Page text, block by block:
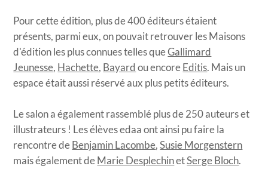
Pour cette édition, plus de 400 éditeurs étaient
présents, parmi eux, on pouvait retrouver les Maisons
d'édition les plus connues telles queGallimard
Jeunesse, Hachette, Bayard ou encore Editis. Mais un
espace était aussi réservé aux plus petits éditeurs.
Le salon a également rassemblé plus de 250 auteurs et
illustrateurs ! Les élèves edaa ont ainsi pu faire la
rencontre de Benjamin Lacombe,Susie Morgenstern
mais également de Marie DesplechinetSerge Bloch.